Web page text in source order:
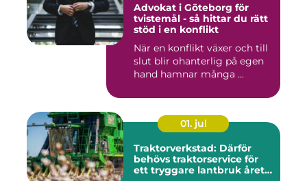
Advokat i Göteborg för
tvistemål - så hittar du rätt
stöd i en konflikt
När en konflikt växer och till
slut blir ohanterlig på egen
hand hamnar många ...
01. jul
Traktorverkstad: Därför
behövs traktorservice för
ett tryggare lantbruk året